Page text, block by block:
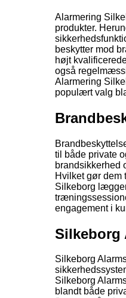
Alarmering
produkter.
beskytter mod
højt
også
Alarmering
populært valg
til både private
brandsikkerhed
Hvilket gør dem
Silkeborg
engagement i
Silkeborg
Silkeborg
Silkeborg
blandt både